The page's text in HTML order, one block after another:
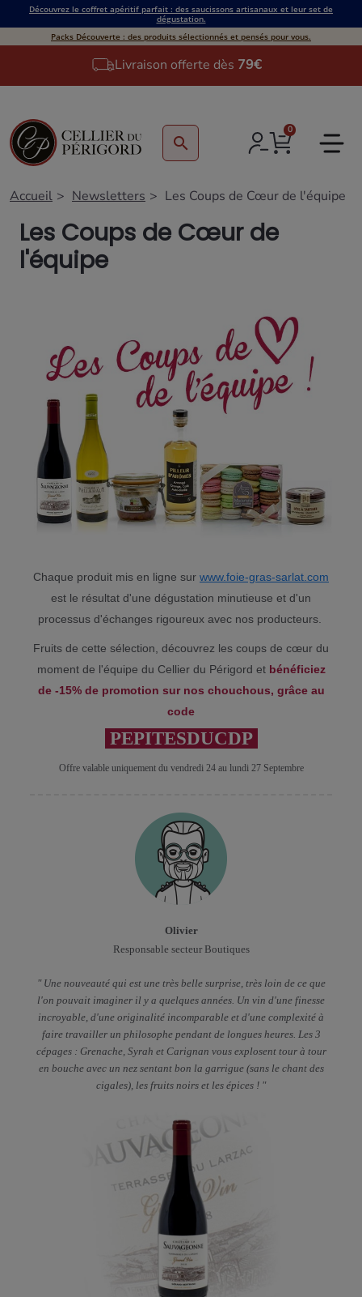
Découvrez le coffret apéritif parfait : des saucissons artisanaux et leur set de
dégustation.
Packs Découverte : des produits sélectionnés et pensés pour vous.
Livraison offerte dès 79€
search
0
Accueil Newsletters Les Coups de Cœur de l'équipe
Les Coups de Cœur de
l'équipe
Chaque produit mis en ligne sur www.foie-gras-sarlat.com
est le résultat d'une dégustation minutieuse et d'un
processus d'échanges rigoureux avec nos producteurs.
Fruits de cette sélection, découvrez les coups de cœur du
moment de l'équipe du Cellier du Périgord et bénéficiez
de -15% de promotion sur nos chouchous, grâce au
code
PEPITESDUCDP
Offre valable uniquement du vendredi 24 au lundi 27 Septembre
Olivier
Responsable secteur Boutiques
" Une nouveauté qui est une très belle surprise, très loin de ce que
l'on pouvait imaginer il y a quelques années. Un vin d'une finesse
incroyable, d'une originalité incomparable et d'une complexité à
faire travailler un philosophe pendant de longues heures. Les 3
cépages : Grenache, Syrah et Carignan vous explosent tour à tour
en bouche avec un nez sentant bon la garrigue (sans le chant des
cigales), les fruits noirs et les épices ! "